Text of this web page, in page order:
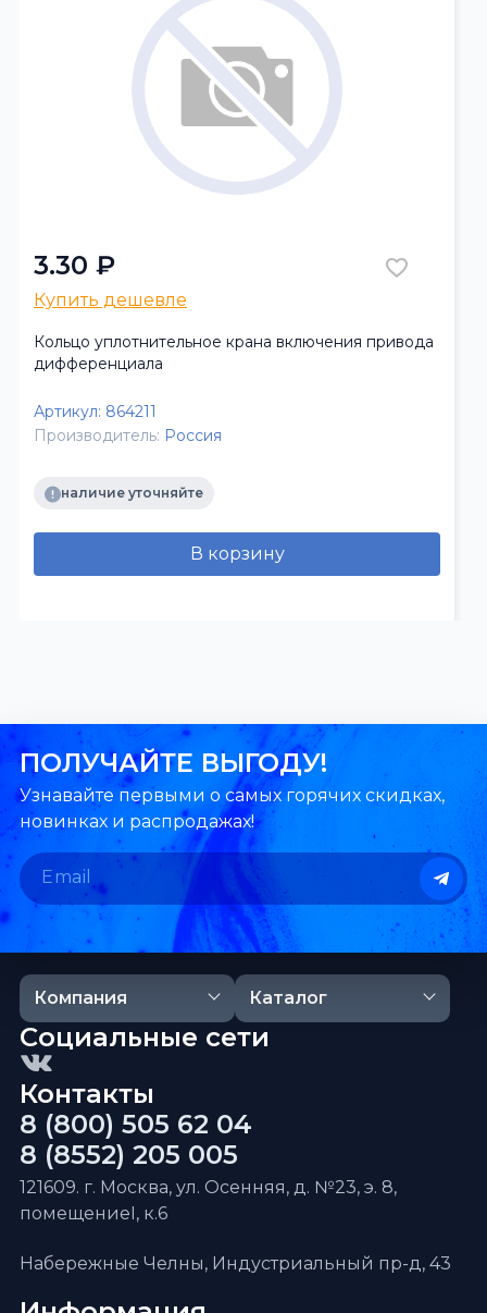
3.30 ₽
Купить дешевле
Кольцо уплотнительное крана включения привода
дифференциала
Артикул: 864211
Производитель: Россия
наличие уточняйте
В корзину
ПОЛУЧАЙТЕ ВЫГОДУ!
Узнавайте первыми о самых горячих скидках,
новинках и распродажах!
Компания Каталог
Контакты
8 (800) 505 62 04
8 (8552) 205 005
121609. г. Москва, ул. Осенняя, д. №23, э. 8,
помещениеI, к.6
Набережные Челны, Индустриальный пр-д, 43
Социальные сети